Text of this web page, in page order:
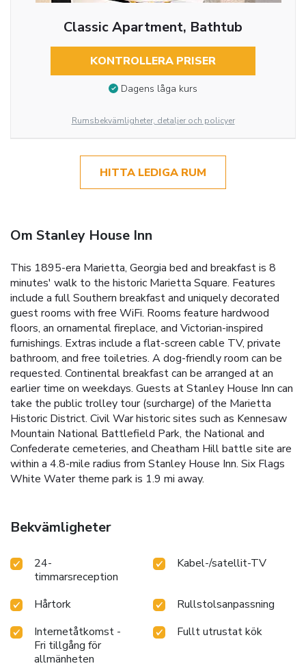
Classic Apartment, Bathtub
KONTROLLERA PRISER
Dagens låga kurs
Rumsbekvämligheter, detaljer och policyer
HITTA LEDIGA RUM
Om Stanley House Inn
This 1895-era Marietta, Georgia bed and breakfast is 8
minutes' walk to the historic Marietta Square. Features
include a full Southern breakfast and uniquely decorated
guest rooms with free WiFi. Rooms feature hardwood
floors, an ornamental fireplace, and Victorian-inspired
furnishings. Extras include a flat-screen cable TV, private
bathroom, and free toiletries. A dog-friendly room can be
requested. Continental breakfast can be arranged at an
earlier time on weekdays. Guests at Stanley House Inn can
take the public trolley tour (surcharge) of the Marietta
Historic District. Civil War historic sites such as Kennesaw
Mountain National Battlefield Park, the National and
Confederate cemeteries, and Cheatham Hill battle site are
within a 4.8-mile radius from Stanley House Inn. Six Flags
White Water theme park is 1.9 mi away.
Bekvämligheter
24-
timmarsreception
Kabel-/satellit-TV
Hårtork
Rullstolsanpassning
Internetåtkomst -
Fri tillgång för
allmänheten
Fullt utrustat kök